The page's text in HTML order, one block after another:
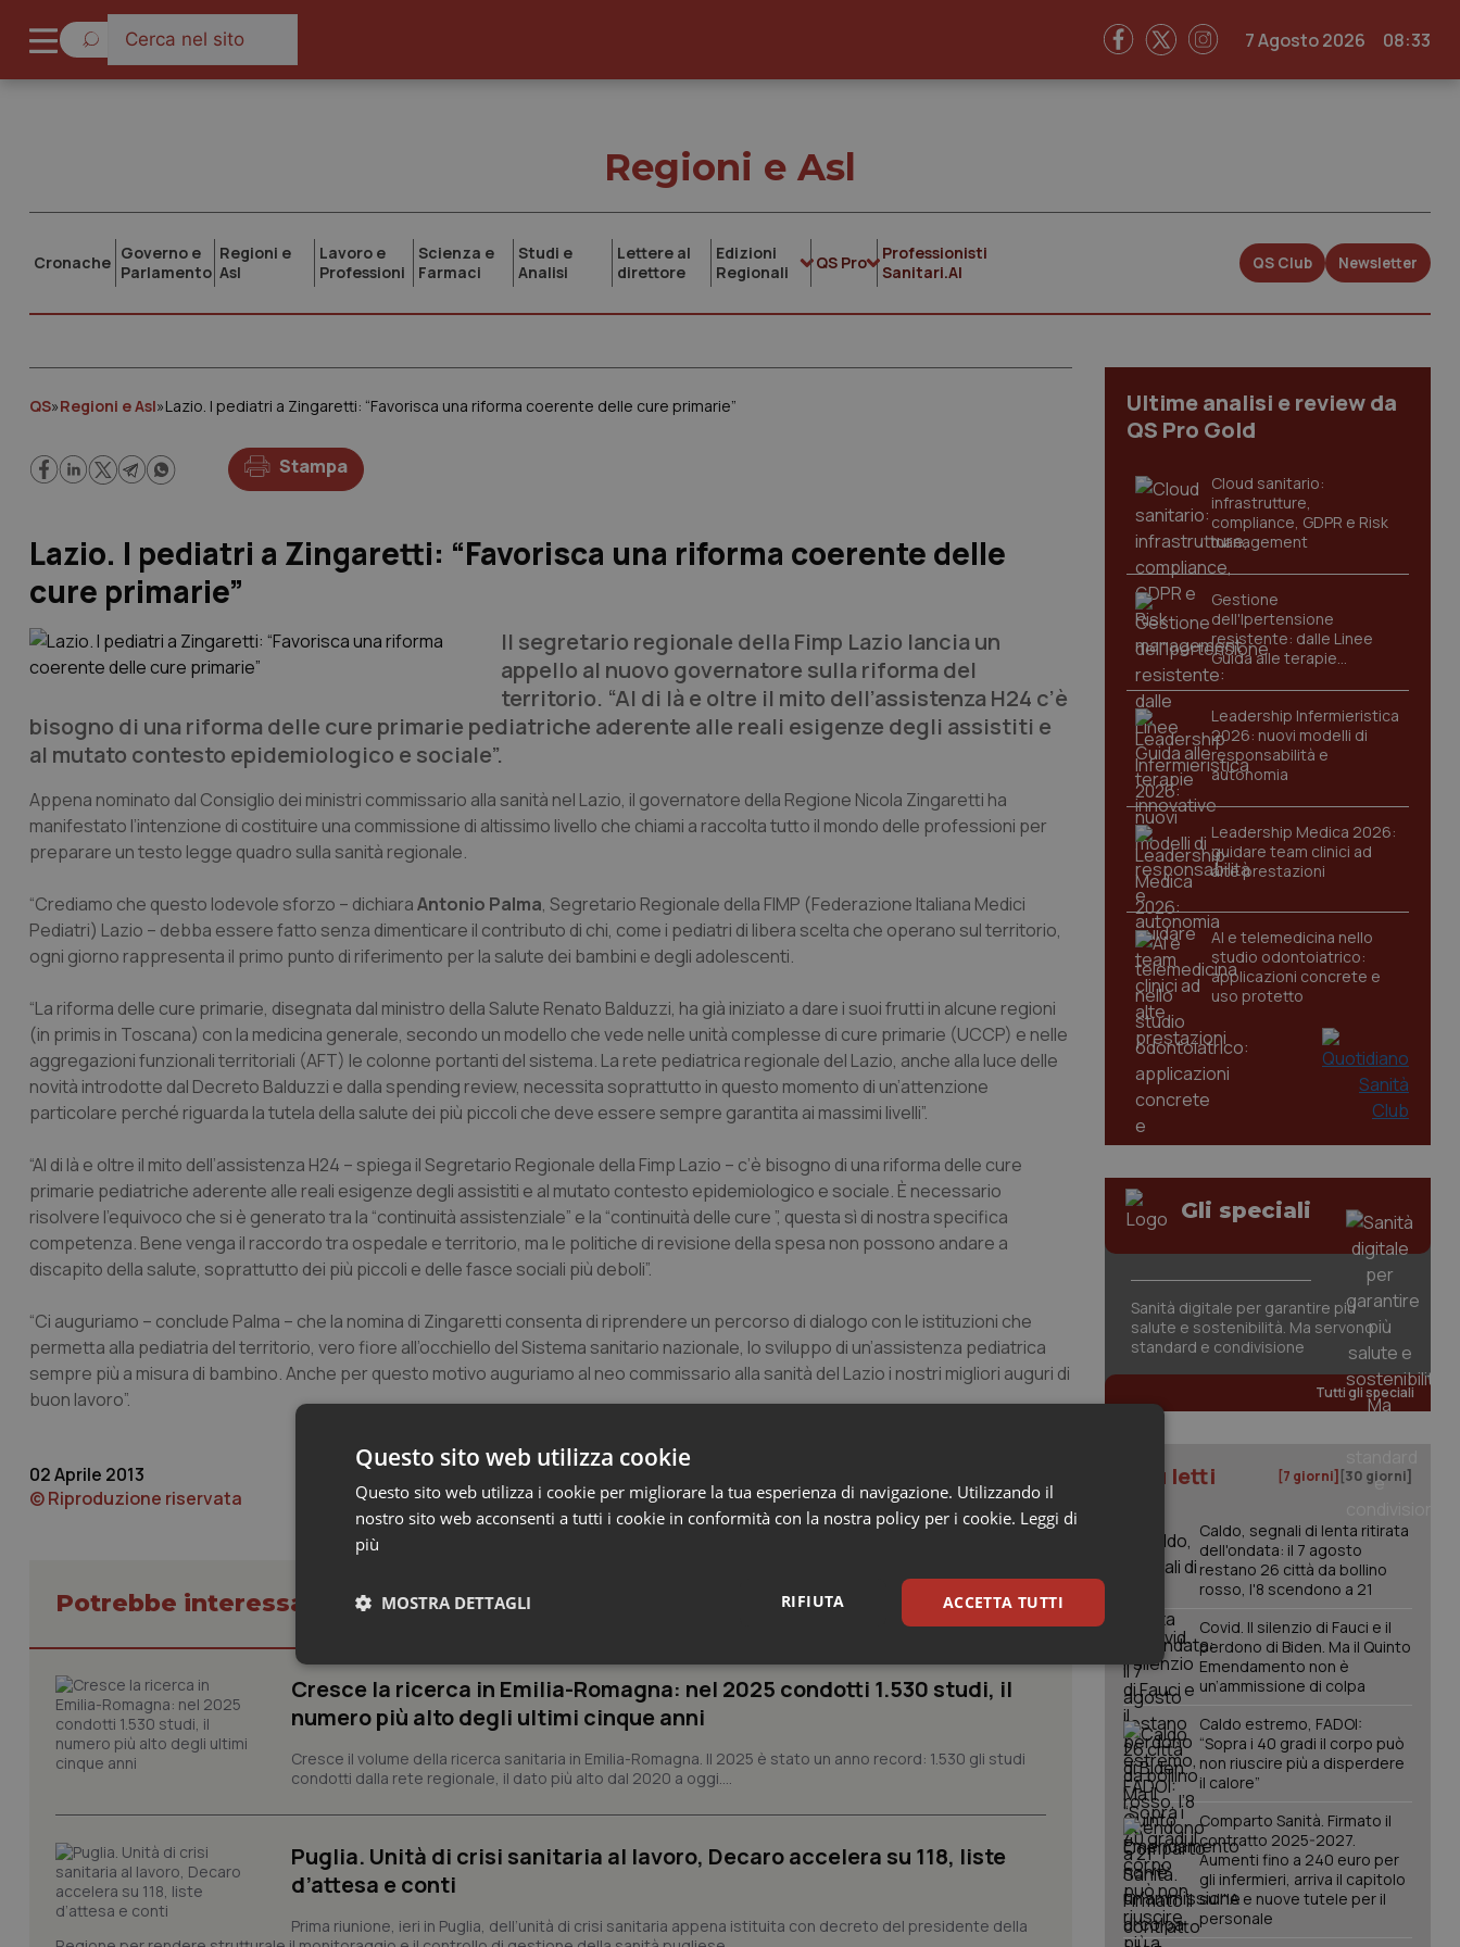
7 Agosto 2026 08:33
Regioni e Asl
Cronache Governo e
Parlamento
Regioni e
Asl
Lavoro e
Professioni
Scienza e
Farmaci
Studi e
Analisi
Lettere al
direttore
Edizioni
Regionali
QS Pro
Professionisti
Sanitari.AI
QS Club Newsletter
QS»Regioni e Asl»Lazio. I pediatri a Zingaretti: “Favorisca una riforma coerente delle cure primarie”
Stampa
Lazio. I pediatri a Zingaretti: “Favorisca una riforma coerente delle
cure primarie”
Il segretario regionale della Fimp Lazio lancia un
appello al nuovo governatore sulla riforma del
territorio. “Al di là e oltre il mito dell’assistenza H24 c’è
bisogno di una riforma delle cure primarie pediatriche aderente alle reali esigenze degli assistiti e
al mutato contesto epidemiologico e sociale”.
Appena nominato dal Consiglio dei ministri commissario alla sanità nel Lazio, il governatore della Regione Nicola Zingaretti ha
manifestato l’intenzione di costituire una commissione di altissimo livello che chiami a raccolta tutto il mondo delle professioni per
preparare un testo legge quadro sulla sanità regionale.
“Crediamo che questo lodevole sforzo – dichiaraAntonio Palma, Segretario Regionale della FIMP (Federazione Italiana Medici
Pediatri) Lazio – debba essere fatto senza dimenticare il contributo di chi, come i pediatri di libera scelta che operano sul territorio,
ogni giorno rappresenta il primo punto di riferimento per la salute dei bambini e degli adolescenti.
“La riforma delle cure primarie, disegnata dal ministro della Salute Renato Balduzzi, ha già iniziato a dare i suoi frutti in alcune regioni
(in primis in Toscana) con la medicina generale, secondo un modello che vede nelle unità complesse di cure primarie (UCCP) e nelle
aggregazioni funzionali territoriali (AFT) le colonne portanti del sistema. La rete pediatrica regionale del Lazio, anche alla luce delle
novità introdotte dal Decreto Balduzzi e dalla spending review, necessita soprattutto in questo momento di un’attenzione
particolare perché riguarda la tutela della salute dei più piccoli che deve essere sempre garantita ai massimi livelli”.
“Al di là e oltre il mito dell’assistenza H24 – spiega il Segretario Regionale della Fimp Lazio – c’è bisogno di una riforma delle cure
primarie pediatriche aderente alle reali esigenze degli assistiti e al mutato contesto epidemiologico e sociale. È necessario
risolvere l’equivoco che si è generato tra la “continuità assistenziale” e la “continuità delle cure ”, questa sì di nostra specifica
competenza. Bene venga il raccordo tra ospedale e territorio, ma le politiche di revisione della spesa non possono andare a
discapito della salute, soprattutto dei più piccoli e delle fasce sociali più deboli”.
“Ci auguriamo – conclude Palma – che la nomina di Zingaretti consenta di riprendere un percorso di dialogo con le istituzioni che
permetta alla pediatria del territorio, vero fiore all’occhiello del Sistema sanitario nazionale, lo sviluppo di un’assistenza pediatrica
sempre più a misura di bambino. Anche per questo motivo auguriamo al neo commissario alla sanità del Lazio i nostri migliori auguri di
buon lavoro”.
02 Aprile 2013
© Riproduzione riservata
Potrebbe interessarti in Regioni e Asl
Cresce la ricerca in Emilia-Romagna: nel 2025 condotti 1.530 studi, il
numero più alto degli ultimi cinque anni
Cresce il volume della ricerca sanitaria in Emilia-Romagna. Il 2025 è stato un anno record: 1.530 gli studi
condotti dalla rete regionale, il dato più alto dal 2020 a oggi....
Puglia. Unità di crisi sanitaria al lavoro, Decaro accelera su 118, liste
d’attesa e conti
Prima riunione, ieri in Puglia, dell’unità di crisi sanitaria appena istituita con decreto del presidente della
Ultime analisi e review da
QS Pro Gold
Cloud sanitario:
infrastrutture,
compliance, GDPR e Risk
management
Gestione
dell'Ipertensione
resistente: dalle Linee
Guida alle terapie
innovative
Leadership Infermieristica
2026: nuovi modelli di
responsabilità e
autonomia
Leadership Medica 2026:
guidare team clinici ad
alte prestazioni
AI e telemedicina nello
studio odontoiatrico:
applicazioni concrete e
uso protetto
Gli speciali
Sanità digitale per garantire più
salute e sostenibilità. Ma servono
standard e condivisione
Tutti gli speciali
I più letti [7 giorni] [30 giorni]
Caldo, segnali di lenta ritirata
dell'ondata: il 7 agosto
restano 26 città da bollino
rosso, l'8 scendono a 21
Covid. Il silenzio di Fauci e il
perdono di Biden. Ma il Quinto
Emendamento non è
un’ammissione di colpa
Caldo estremo, FADOI:
“Sopra i 40 gradi il corpo può
non riuscire più a disperdere
il calore”
Comparto Sanità. Firmato il
contratto 2025-2027.
Aumenti fino a 240 euro per
gli infermieri, arriva il capitolo
sull'IA e nuove tutele per il
personale
Questo sito web utilizza cookie
Questo sito web utilizza i cookie per migliorare la tua esperienza di navigazione. Utilizzando il
nostro sito web acconsenti a tutti i cookie in conformità con la nostra policy per i cookie. Leggi di
più
ACCETTA TUTTI
RIFIUTA
MOSTRA DETTAGLI
Necessari Statistici Marketing
Necessari Statistici Marketing
I cookie necessari contribuiscono a rendere fruibile il sito web abilitandone funzionalità di base quali la navigazione sulle pagine
e l'accesso alle aree protette del sito. Il sito web non è in grado di funzionare correttamente senza questi cookie.
VISITOR_PRIVACY_METADATA
YouTube
5 mesi 4